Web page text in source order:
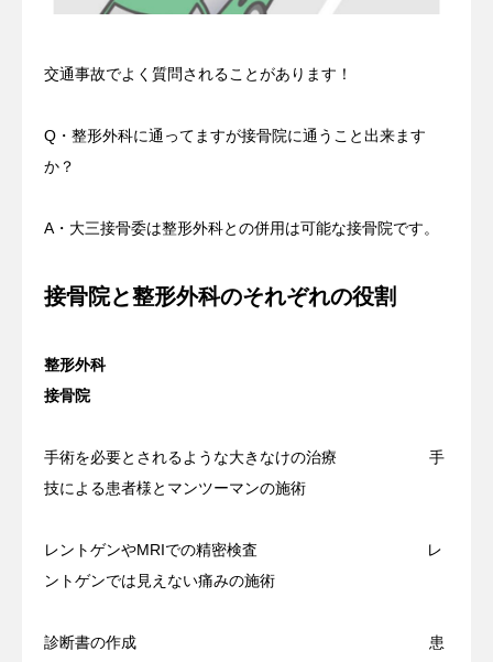
交通事故でよく質問されることがあります！
Q・整形外科に通ってますが接骨院に通うこと出来ます
か？
A・大三接骨委は整形外科との併用は可能な接骨院です。
接骨院と整形外科のそれぞれの役割
整形外科
接骨院
手術を必要とされるような大きなけの治療 手
技による患者様とマンツーマンの施術
レントゲンやMRIでの精密検査 レ
ントゲンでは見えない痛みの施術
診断書の作成 患